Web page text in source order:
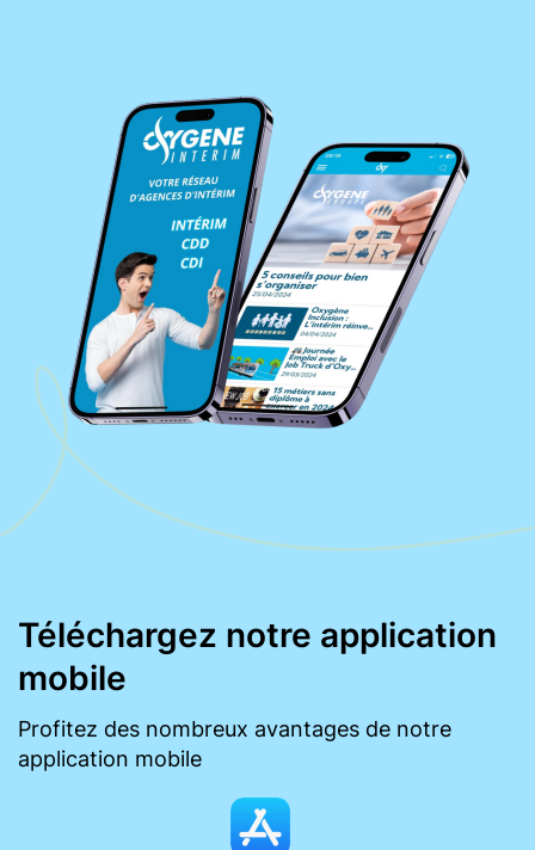
Téléchargez notre application
mobile
Profitez des nombreux avantages de notre
application mobile